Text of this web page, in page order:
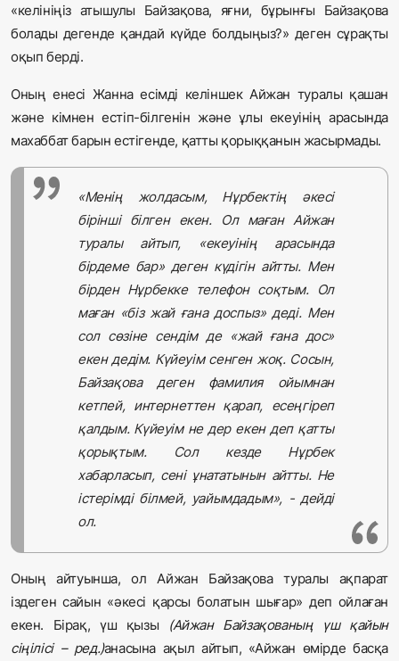
«келініңіз атышулы Байзақова, яғни, бұрынғы Байзақова
болады дегенде қандай күйде болдыңыз?» деген сұрақты
оқып берді.
Оның енесі Жанна есімді келіншек Айжан туралы қашан
және кімнен естіп-білгенін және ұлы екеуінің арасында
махаббат барын естігенде, қатты қорыққанын жасырмады.
«Менің жолдасым, Нұрбектің әкесі
бірінші білген екен. Ол маған Айжан
туралы айтып, «екеуінің арасында
бірдеме бар» деген күдігін айтты. Мен
бірден Нұрбекке телефон соқтым. Ол
маған «біз жай ғана доспыз» деді. Мен
сол сөзіне сендім де «жай ғана дос»
екен дедім. Күйеуім сенген жоқ. Сосын,
Байзақова деген фамилия ойымнан
кетпей, интернеттен қарап, есеңгіреп
қалдым. Күйеуім не дер екен деп қатты
қорықтым. Сол кезде Нұрбек
хабарласып, сені ұнататынын айтты. Не
істерімді білмей, уайымдадым», - дейді
ол.
Оның айтуынша, ол Айжан Байзақова туралы ақпарат
іздеген сайын «әкесі қарсы болатын шығар» деп ойлаған
екен. Бірақ, үш қызы
(Айжан Байзақованың үш қайын
сіңілісі – ред.)анасына ақыл айтып, «Айжан өмірде басқа